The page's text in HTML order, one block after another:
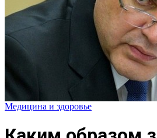
Медицина и здоровье